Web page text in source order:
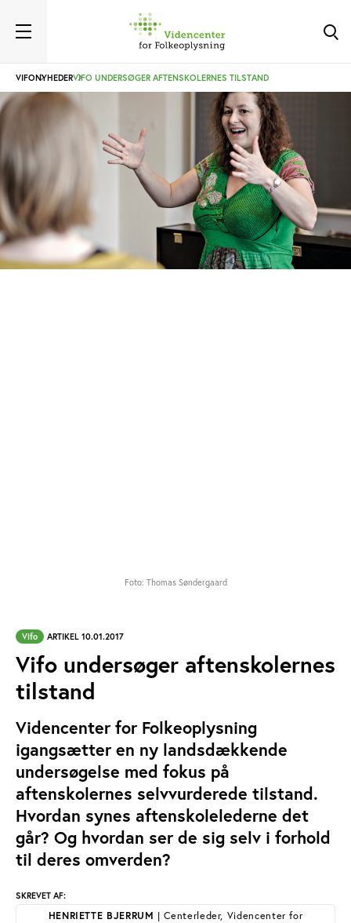
VIFONYHEDERVIFO UNDERSØGER AFTENSKOLERNES TILSTAND
Foto: Thomas Søndergaard
Vifo ARTIKEL 10.01.2017
Vifo undersøger aftenskolernes
tilstand
Videncenter for Folkeoplysning
igangsætter en ny landsdækkende
undersøgelse med fokus på
aftenskolernes selvvurderede tilstand.
Hvordan synes aftenskolelederne det
går? Og hvordan ser de sig selv i forhold
til deres omverden?
SKREVET AF:
HENRIETTE BJERRUM | Centerleder, Videncenter for